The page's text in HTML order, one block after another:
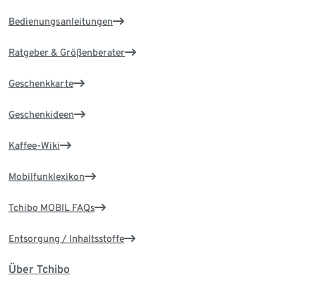
Bedienungsanleitungen
Ratgeber & Größenberater
Geschenkkarte
Geschenkideen
Kaffee-Wiki
Mobilfunklexikon
Tchibo MOBIL FAQs
Entsorgung / Inhaltsstoffe
Über Tchibo